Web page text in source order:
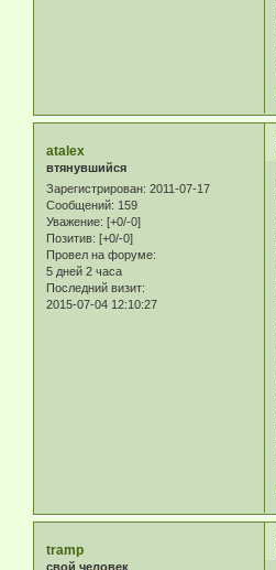
atalex
втянувшийся
Зарегистрирован: 2011-07-17
Сообщений: 159
Уважение: [+0/-0]
Позитив: [+0/-0]
Провел на форуме:
5 дней 2 часа
Последний визит:
2015-07-04 12:10:27
tramp
свой человек